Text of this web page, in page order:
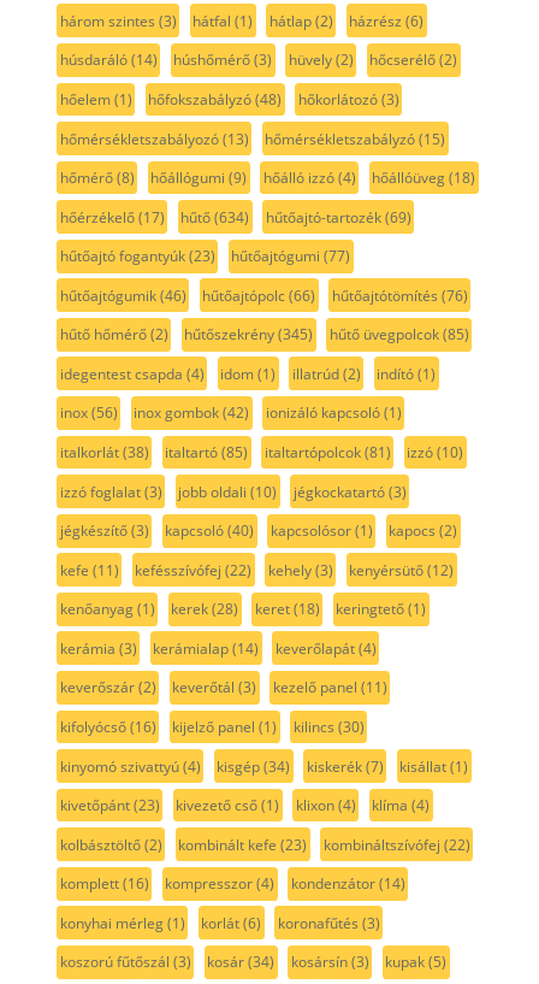
három szintes (3) hátfal (1) hátlap(2) házrész (6)
húsdaráló(14) húshőmérő(3) hüvely(2) hőcserélő(2)
hőelem(1) hőfokszabályzó(48) hőkorlátozó(3)
hőmérsékletszabályozó(13) hőmérsékletszabályzó(15)
hőmérő(8) hőállógumi (9) hőálló izzó(4) hőállóüveg(18)
hőérzékelő(17) hűtő(634) hűtőajtó-tartozék(69)
hűtőajtó fogantyúk(23) hűtőajtógumi (77)
hűtőajtógumik(46) hűtőajtópolc(66) hűtőajtótömítés (76)
hűtő hőmérő(2) hűtőszekrény(345) hűtő üvegpolcok(85)
idegentest csapda (4) idom(1) illatrúd(2) indító(1)
inox(56) inox gombok(42) ionizáló kapcsoló(1)
italkorlát(38) italtartó(85) italtartópolcok(81) izzó(10)
izzó foglalat(3) jobb oldali (10) jégkockatartó(3)
jégkészítő(3) kapcsoló(40) kapcsolósor(1) kapocs (2)
kefe (11) kefésszívófej (22) kehely(3) kenyérsütő(12)
kenőanyag(1) kerek(28) keret(18) keringtető(1)
kerámia (3) kerámialap(14) keverőlapát(4)
keverőszár(2) keverőtál (3) kezelő panel (11)
kifolyócső(16) kijelző panel (1) kilincs (30)
kinyomó szivattyú(4) kisgép(34) kiskerék(7) kisállat(1)
kivetőpánt(23) kivezető cső(1) klixon(4) klíma (4)
kolbásztöltő(2) kombinált kefe (23) kombináltszívófej (22)
komplett(16) kompresszor(4) kondenzátor(14)
konyhai mérleg(1) korlát(6) koronafűtés (3)
koszorú fűtőszál (3) kosár(34) kosársín(3) kupak(5)